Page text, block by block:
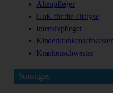
Altenpfleger
GuK für die Dialyse
Intensivpfleger
Kinderkrankenschwester
Krankenschwester
Sonstiges